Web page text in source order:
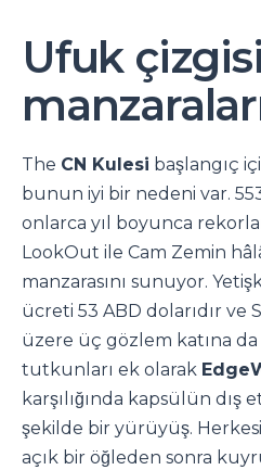
Ufuk çizgisi
The CN Kulesi başlangıç
bunun iyi bir nedeni var.
onlarca yıl boyunca
LookOut ile Cam Zemin
manzarasını sunuyor.
ücreti 53 ABD dolarıdır ve
üzere üç gözlem katına da
tutkunları ek olarak
karşılığında kapsülün dış
şekilde bir yürüyüş.
açık bir öğleden sonra